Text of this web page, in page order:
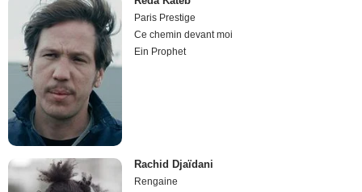
Paris Prestige
Ce chemin devant moi
Ein Prophet
Rachid Djaïdani
Rengaine